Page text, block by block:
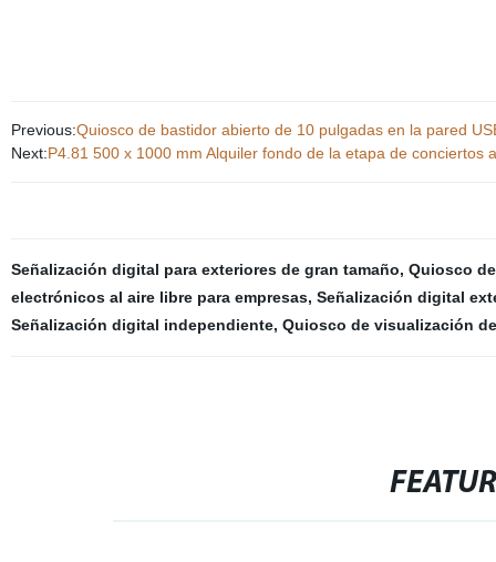
Previous:Quiosco de bastidor abierto de 10 pulgadas en la pared
Next:P4.81 500 x 1000 mm Alquiler fondo de la etapa de
Señalización digital para exteriores de gran tamaño, Quiosco
electrónicos al aire libre para empresas, Señalización digital
Señalización digital independiente, Quiosco de visualización